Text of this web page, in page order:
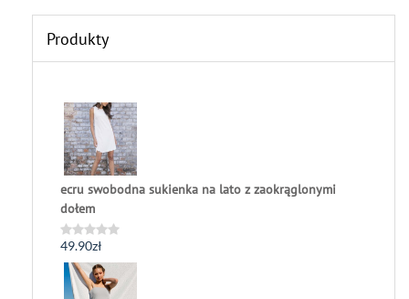
Produkty
ecru swobodna sukienka na lato z zaokrąglonymi
dołem
Oceniono
0
na
5
49.90zł